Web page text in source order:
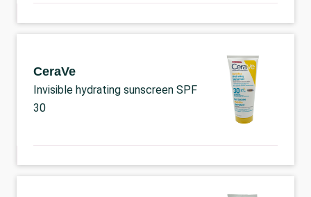
CeraVe
Invisible hydrating sunscreen SPF
30